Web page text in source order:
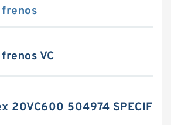
VC
20VC600 504974 SPECIF